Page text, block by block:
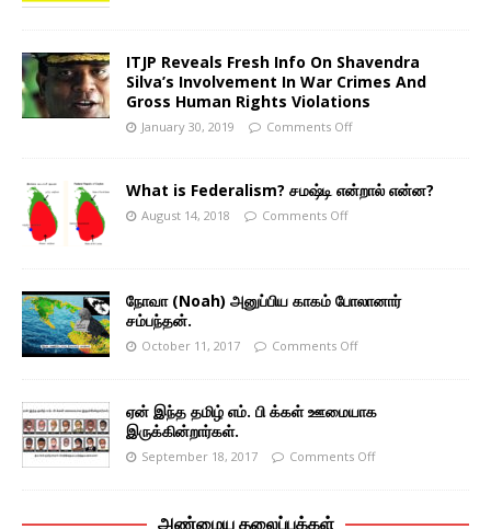
ITJP Reveals Fresh Info On Shavendra
Silva’s Involvement In War Crimes And
Gross Human Rights Violations
January 30, 2019 Comments Off
What is Federalism? சமஷ்டி என்றால் என்ன?
August 14, 2018 Comments Off
நோவா (Noah) அனுப்பிய காகம் போலானார்
சம்பந்தன்.
October 11, 2017 Comments Off
ஏன் இந்த தமிழ் எம். பி க்கள் ஊமையாக
இருக்கின்றார்கள்.
September 18, 2017 Comments Off
அண்மைய தலைப்புக்கள்